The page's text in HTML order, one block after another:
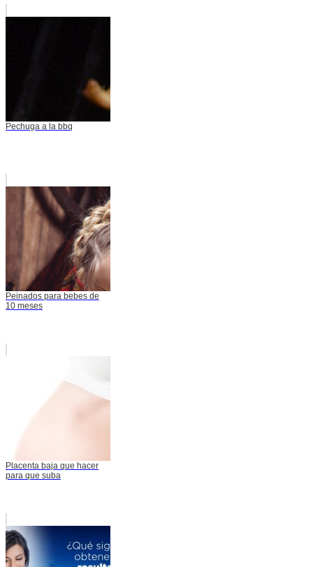
Pechuga a la bbq
Peinados para bebes de
10 meses
Placenta baja que hacer
para que suba